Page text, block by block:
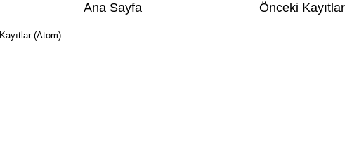
Önceki Kayıtlar
Ana Sayfa
Kayıtlar (Atom)